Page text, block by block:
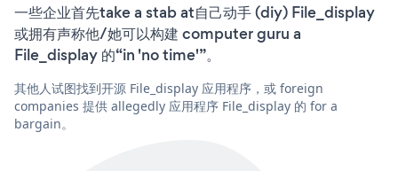
一些企业首先take a stab at自己动手 (diy) File_display
或拥有声称他/她可以构建 computer guru a
File_display 的“in 'no time'”。
其他人试图找到开源 File_display 应用程序，或 foreign
companies 提供 allegedly 应用程序 File_display 的 for a
bargain。